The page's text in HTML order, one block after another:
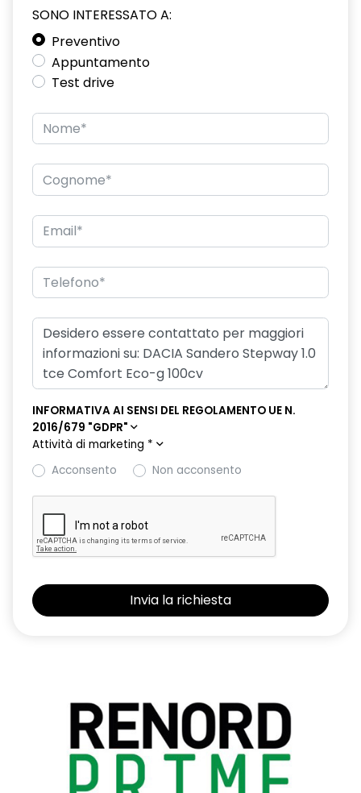
SONO INTERESSATO A:
Preventivo
Appuntamento
Test drive
INFORMATIVA AI SENSI DEL REGOLAMENTO UE N.
2016/679 "GDPR"
Attività di marketing *
Acconsento
Non acconsento